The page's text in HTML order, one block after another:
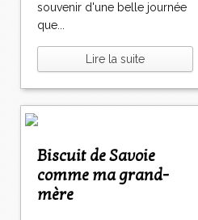
souvenir d'une belle journée
que...
Lire la suite
Biscuit de Savoie
comme ma grand-
mère